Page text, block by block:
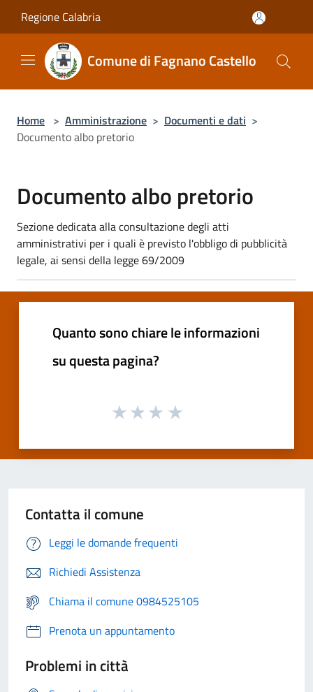
Regione Calabria
Comune di Fagnano Castello
Home > Amministrazione > Documenti e dati >
Documento albo pretorio
Documento albo pretorio
Sezione dedicata alla consultazione degli atti
amministrativi per i quali è previsto l'obbligo di pubblicità
legale, ai sensi della legge 69/2009
Quanto sono chiare le informazioni
su questa pagina?
Contatta il comune
Leggi le domande frequenti
Richiedi Assistenza
Chiama il comune 0984525105
Prenota un appuntamento
Problemi in città